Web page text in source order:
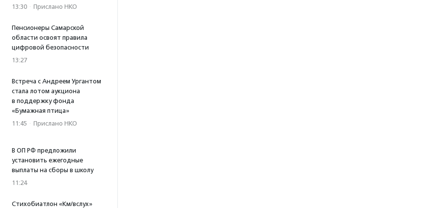
13:30 · Прислано НКО
Пенсионеры Самарской
области освоят правила
цифровой безопасности
13:27
Встреча с Андреем Ургантом
стала лотом аукциона
в поддержку фонда
«Бумажная птица»
11:45 · Прислано НКО
В ОП РФ предложили
установить ежегодные
выплаты на сборы в школу
11:24
Стихобиатлон «Км/вслух»